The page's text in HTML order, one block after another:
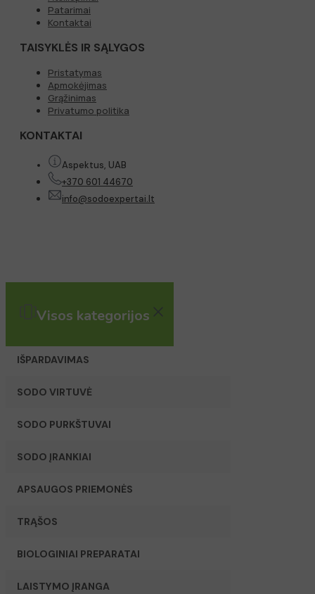
Patarimai
Kontaktai
TAISYKLĖS IR SĄLYGOS
Pristatymas
Apmokėjimas
Grąžinimas
Privatumo politika
KONTAKTAI
Aspektus, UAB
+370 601 44670
info@sodoexpertai.lt
Visos kategorijos
IŠPARDAVIMAS
SODO VIRTUVĖ
SODO PURKŠTUVAI
SODO ĮRANKIAI
APSAUGOS PRIEMONĖS
TRĄŠOS
BIOLOGINIAI PREPARATAI
LAISTYMO ĮRANGA